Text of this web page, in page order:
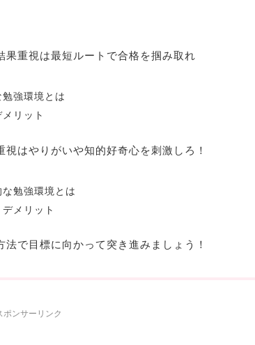
果重視は最短ルートで合格を掴み取れ
強環境とは
リット
視はやりがいや知的好奇心を刺激しろ！
勉強環境とは
メリット
法で目標に向かって突き進みましょう！
ポンサーリンク